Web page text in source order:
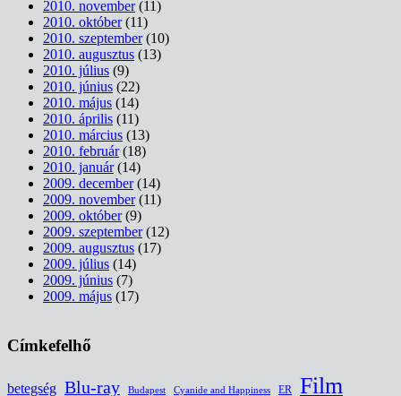
2010. november(11)
2010. október(11)
2010. szeptember(10)
2010. augusztus (13)
2010. július (9)
2010. június (22)
2010. május (14)
2010. április (11)
2010. március (13)
2010. február(18)
2010. január(14)
2009. december(14)
2009. november(11)
2009. október(9)
2009. szeptember(12)
2009. augusztus (17)
2009. július (14)
2009. június (7)
2009. május (17)
Címkefelhő
betegség Blu-ray Budapest Cyanide and Happiness ER Film